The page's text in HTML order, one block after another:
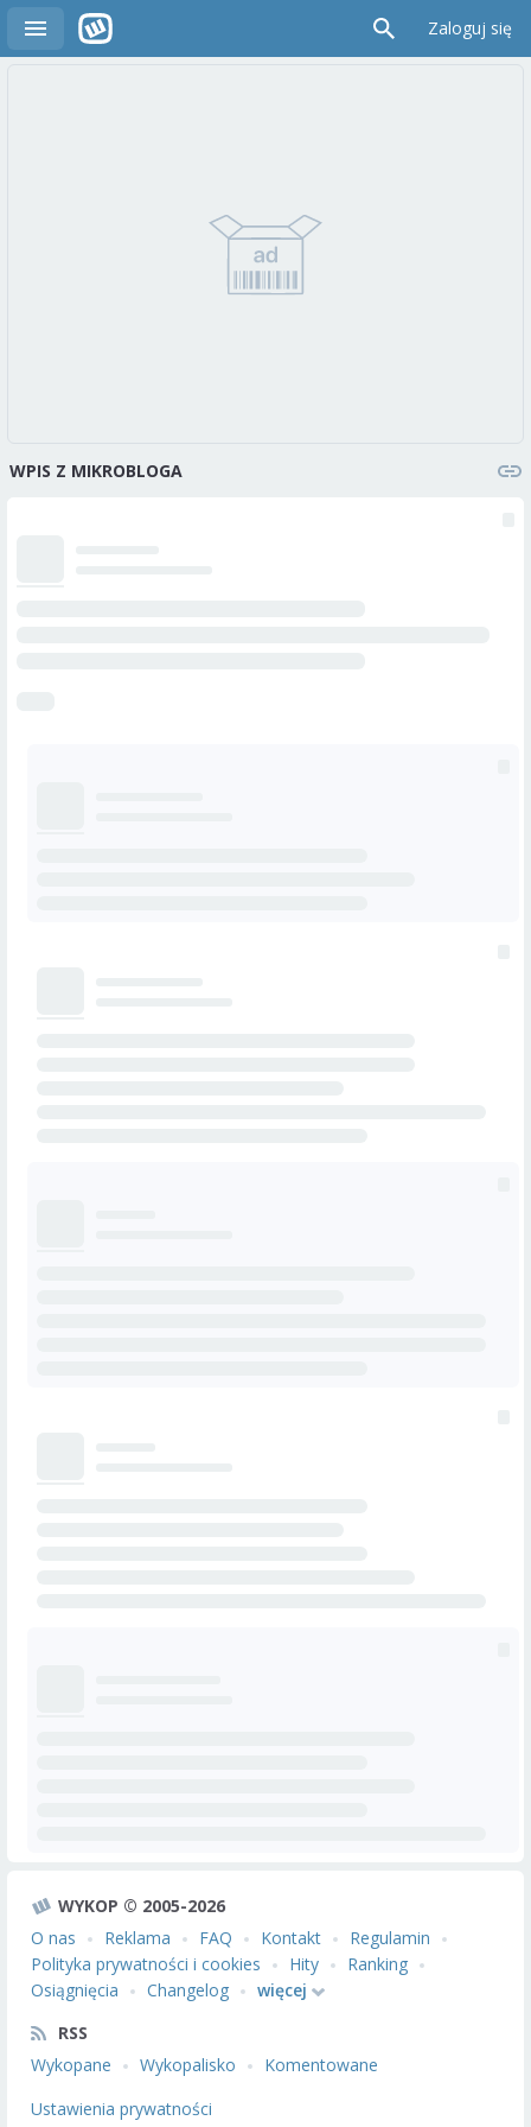
Zaloguj się
WPIS Z MIKROBLOGA
WYKOP © 2005-2026
O nas
Reklama FAQ Kontakt
Regulamin
Polityka prywatności i cookies
Hity
Ranking
Osiągnięcia
Changelog
więcej
RSS
Wykopane
Wykopalisko
Komentowane
Ustawienia prywatności